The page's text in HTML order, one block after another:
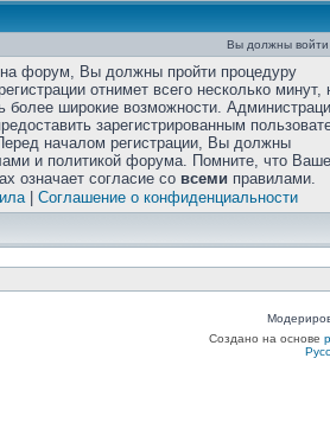
Вы должны войти
форум, Вы должны пройти процедуру
отнимет всего несколько минут,
более широкие возможности.
зарегистрированным
началом регистрации, Вы должны
и политикой форума. Помните, что Ваше
означает согласие со всеми правилами.
| Соглашение о конфиденциальности
Создано на основе